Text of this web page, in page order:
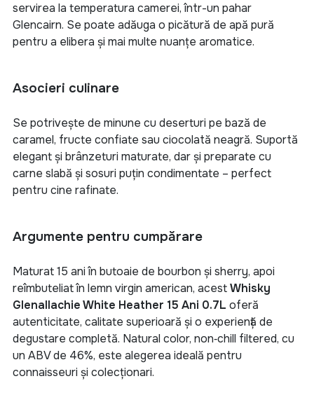
servirea la temperatura camerei, într-un pahar
Glencairn. Se poate adăuga o picătură de apă pură
pentru a elibera și mai multe nuanțe aromatice.
Asocieri culinare
Se potrivește de minune cu deserturi pe bază de
caramel, fructe confiate sau ciocolată neagră. Suportă
elegant și brânzeturi maturate, dar și preparate cu
carne slabă și sosuri puțin condimentate – perfect
pentru cine rafinate.
Argumente pentru cumpărare
Maturat 15 ani în butoaie de bourbon și sherry, apoi
reîmbuteliat în lemn virgin american, acestWhisky
Glenallachie White Heather 15 Ani 0.7L oferă
autenticitate, calitate superioară și o experiență de
degustare completă. Natural color, non‑chill filtered, cu
un ABV de 46%, este alegerea ideală pentru
connaisseuri și colecționari.